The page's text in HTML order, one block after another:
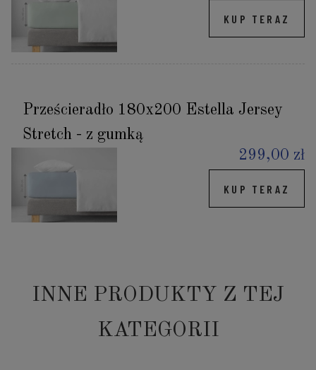
KUP TERAZ
Prześcieradło 180x200 Estella Jersey
Stretch - z gumką
299,00 zł
KUP TERAZ
INNE PRODUKTY Z TEJ
KATEGORII